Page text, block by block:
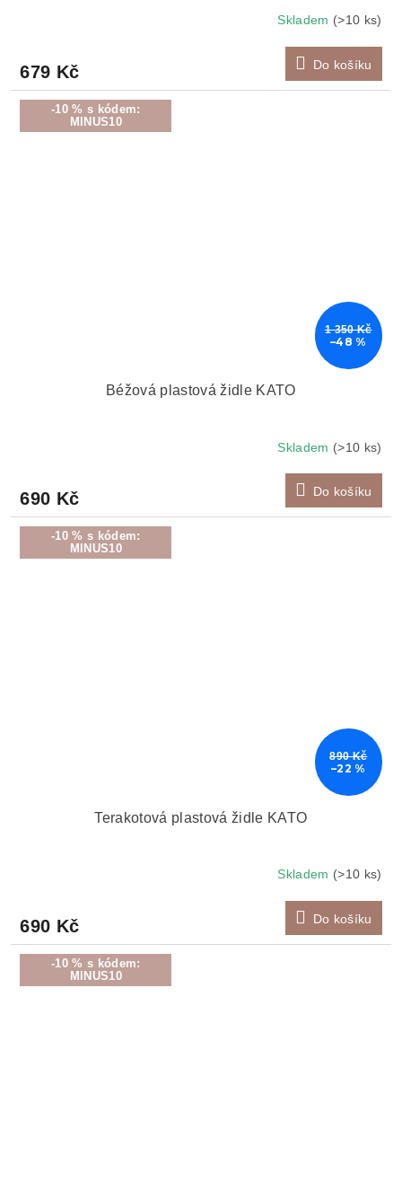
Skladem (>10 ks)
679 Kč Do košíku
-10 % s kódem:
MINUS10
1 350 Kč
–48 %
Béžová plastová židle KATO
Skladem (>10 ks)
690 Kč Do košíku
-10 % s kódem:
MINUS10
890 Kč
–22 %
Terakotová plastová židle KATO
Skladem (>10 ks)
690 Kč Do košíku
-10 % s kódem:
MINUS10